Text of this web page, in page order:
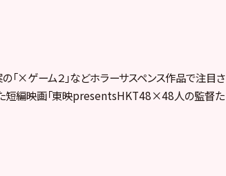
「×ゲーム２」などホラーサスペンス作品で注目さ
短編映画「東映presentsHKT48×48人の監督た